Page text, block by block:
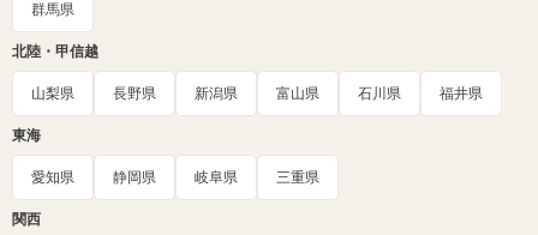
群馬県
北陸・甲信越
山梨県 長野県 新潟県 富山県 石川県 福井県
東海
愛知県 静岡県 岐阜県 三重県
関西